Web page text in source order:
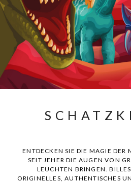
ENTDECKEN SIE DIE MAGIE DER
SEIT JEHER DIE AUGEN VON
LEUCHTEN BRINGEN.
ORIGINELLES, AUTHENTISCHES